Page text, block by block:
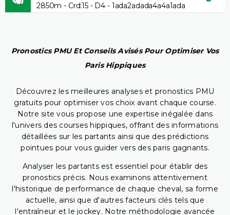
2850m - Crd:15 - D4 - 1ada2adada4a4a1ada
Pronostics PMU Et Conseils Avisés Pour Optimiser Vos
Paris Hippiques
Découvrez les meilleures analyses et pronostics PMU
gratuits pour optimiser vos choix avant chaque course.
Notre site vous propose une expertise inégalée dans
l'univers des courses hippiques, offrant des informations
détaillées sur les partants ainsi que des prédictions
pointues pour vous guider vers des paris gagnants.
Analyser les partants est essentiel pour établir des
pronostics précis. Nous examinons attentivement
l'historique de performance de chaque cheval, sa forme
actuelle, ainsi que d'autres facteurs clés tels que
l'entraîneur et le jockey. Notre méthodologie avancée